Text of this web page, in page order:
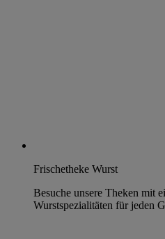
Frischetheke Wurst
Besuche unsere Theken mit
Wurstspezialitäten für jeden